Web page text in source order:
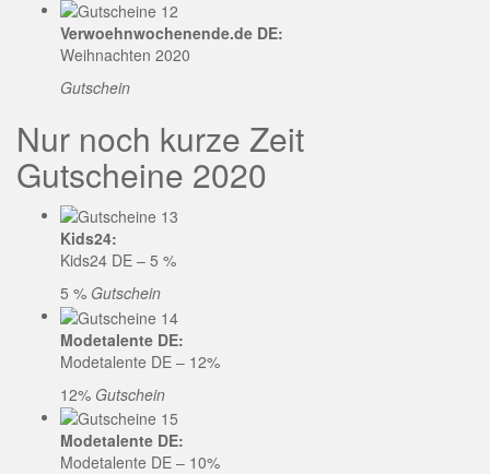
Verwoehnwochenende.de DE:
Weihnachten 2020
Gutschein
Nur noch kurze Zeit
Gutscheine 2020
Kids24:
Kids24 DE – 5 %
5 % Gutschein
Modetalente DE:
Modetalente DE – 12%
12% Gutschein
Modetalente DE:
Modetalente DE – 10%